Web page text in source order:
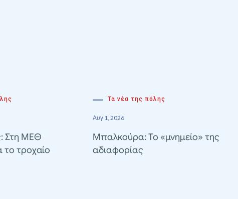
Στη ΜΕΘ
το τροχαίο
Τα νέα της πόλης
Αυγ 1, 2026
Μπαλκούρα: Το «μνημείο» της
αδιαφορίας